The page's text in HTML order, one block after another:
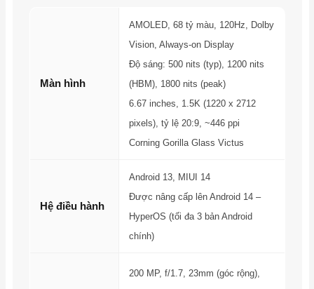
Màn hình
AMOLED, 68 tỷ màu, 120Hz, Dolby
Vision, Always-on Display
Độ sáng: 500 nits (typ), 1200 nits
(HBM), 1800 nits (peak)
6.67 inches, 1.5K (1220 x 2712
pixels), tỷ lệ 20:9, ~446 ppi
Corning Gorilla Glass Victus
Hệ điều hành
Android 13, MIUI 14
Được nâng cấp lên Android 14 –
HyperOS (tối đa 3 bản Android
chính)
200 MP, f/1.7, 23mm (góc rộng),